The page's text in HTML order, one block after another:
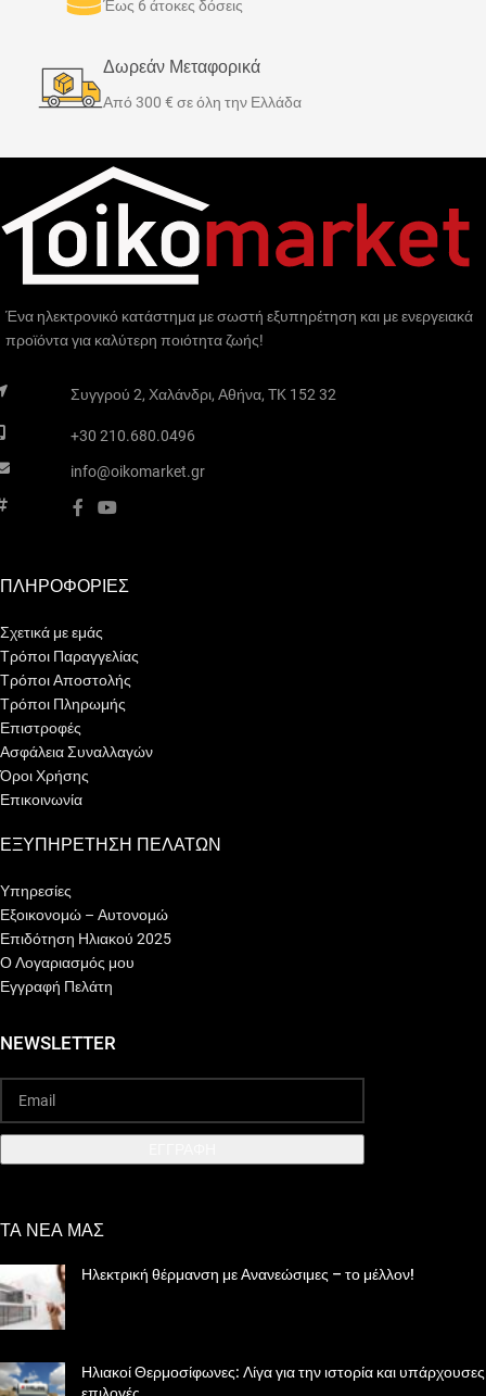
ένα μόνο καλώδιο
καλώδιο σχηματίζει μια σειρά
διαστάσεις που επιτρέπουν
την κάλυψη επιφανειών
Έως 6 άτοκες δόσεις
Δωρεάν Μεταφορικά
Από 300 € σε όλη την Ελλάδα
Ένα ηλεκτρονικό κατάστημα με σωστή εξυπηρέτηση και με ενεργειακά
προϊόντα για καλύτερη ποιότητα ζωής!
Συγγρού 2, Χαλάνδρι, Αθήνα, TK 152 32
+30 210.680.0496
info@oikomarket.gr
ΠΛΗΡΟΦΟΡΙΕΣ
Σχετικά με εμάς
Τρόποι Παραγγελίας
Τρόποι Αποστολής
Τρόποι Πληρωμής
Επιστροφές
Ασφάλεια Συναλλαγών
Όροι Χρήσης
Επικοινωνία
ΕΞΥΠΗΡΕΤΗΣΗ ΠΕΛΑΤΩΝ
Υπηρεσίες
Εξοικονομώ – Αυτονομώ
Επιδότηση Ηλιακού 2025
Ο Λογαριασμός μου
Εγγραφή Πελάτη
NEWSLETTER
ΤΑ ΝΕΑ ΜΑΣ
Ηλεκτρική θέρμανση με Ανανεώσιμες – το μέλλον!
Ηλιακοί Θερμοσίφωνες: Λίγα για την ιστορία και υπάρχουσες